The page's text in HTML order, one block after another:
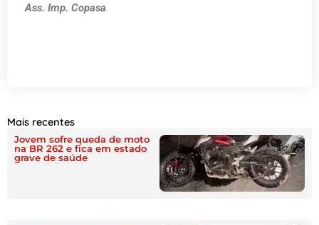
Ass. Imp. Copasa
Mais recentes
Jovem sofre queda de moto
na BR 262 e fica em estado
grave de saúde